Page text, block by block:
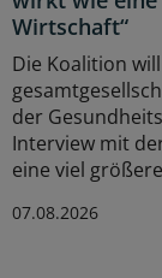
Wirtschaft“
Die Koalition
der
Interview mit
eine viel
07.08.2026